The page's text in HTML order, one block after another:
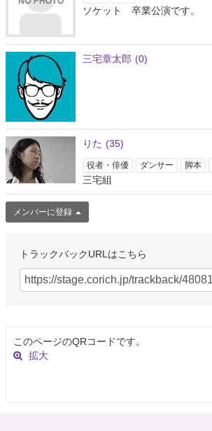
ソケット 卒業公演です。
三宅章太郎 (0)
りた (35)
役者・俳優 ダンサー 脚本
三宅組
メンバーに登録
トラックバックURLはこちら
このページのQRコードです。
拡大